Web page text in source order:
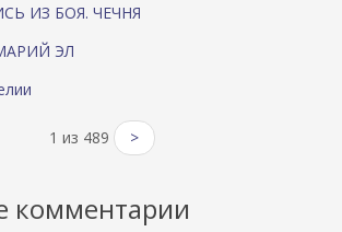
ИЗ БОЯ. ЧЕЧНЯ
ЭЛ
1 из 489 >
комментарии